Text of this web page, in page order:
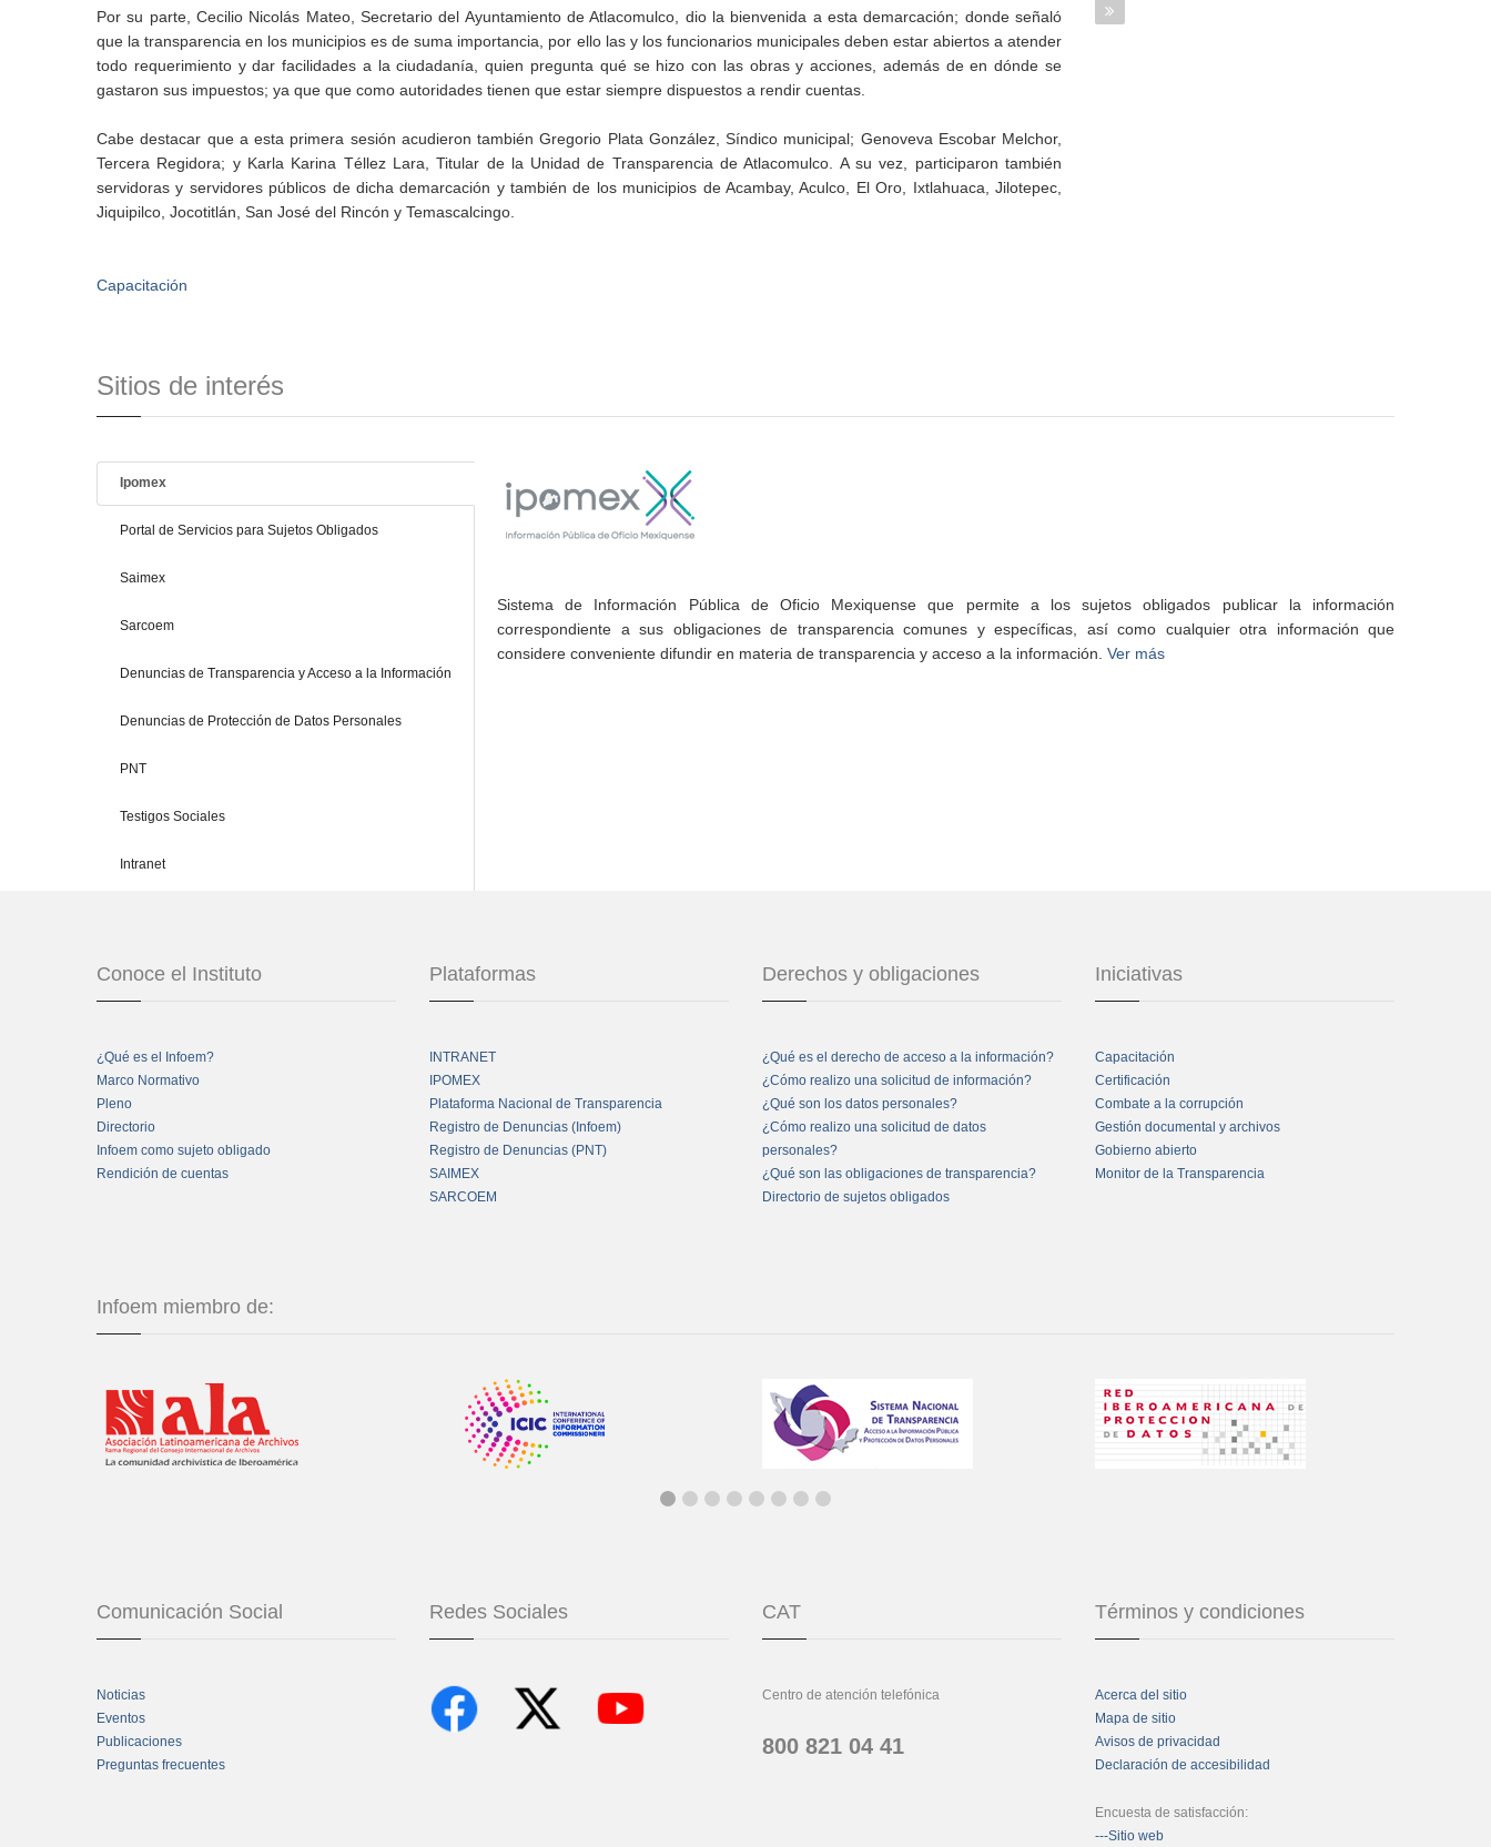
Por su parte, Cecilio Nicolás Mateo, Secretario del Ayuntamiento de Atlacomulco, dio la bienvenida a esta demarcación; donde señaló
que la transparencia en los municipios es de suma importancia, por ello las y los funcionarios municipales deben estar abiertos a atender
todo requerimiento y dar facilidades a la ciudadanía, quien pregunta qué se hizo con las obras y acciones, además de en dónde se
gastaron sus impuestos; ya que que como autoridades tienen que estar siempre dispuestos a rendir cuentas.
Cabe destacar que a esta primera sesión acudieron también Gregorio Plata González, Síndico municipal; Genoveva Escobar Melchor,
Tercera Regidora; y Karla Karina Téllez Lara, Titular de la Unidad de Transparencia de Atlacomulco. A su vez, participaron también
servidoras y servidores públicos de dicha demarcación y también de los municipios de Acambay, Aculco, El Oro, Ixtlahuaca, Jilotepec,
Jiquipilco, Jocotitlán, San José del Rincón y Temascalcingo.
Capacitación
Sitios de interés
Ipomex
Portal de Servicios para Sujetos Obligados
Saimex
Sarcoem
Denuncias de Transparencia y Acceso a la Información
Denuncias de Protección de Datos Personales
PNT
Testigos Sociales
Intranet
Sistema de Información Pública de Oficio Mexiquense que permite a los sujetos obligados publicar la información
correspondiente a sus obligaciones de transparencia comunes y específicas, así como cualquier otra información que
considere conveniente difundir en materia de transparencia y acceso a la información. Ver más
Conoce el Instituto
¿Qué es el Infoem?
Marco Normativo
Pleno
Directorio
Infoem como sujeto obligado
Rendición de cuentas
Plataformas
INTRANET
IPOMEX
Plataforma Nacional de Transparencia
Registro de Denuncias (Infoem)
Registro de Denuncias (PNT)
SAIMEX
SARCOEM
Derechos y obligaciones
¿Qué es el derecho de acceso a la información?
¿Cómo realizo una solicitud de información?
¿Qué son los datos personales?
¿Cómo realizo una solicitud de datos
personales?
¿Qué son las obligaciones de transparencia?
Directorio de sujetos obligados
Iniciativas
Capacitación
Certificación
Combate a la corrupción
Gestión documental y archivos
Gobierno abierto
Monitor de la Transparencia
Infoem miembro de:
Comunicación Social
Noticias
Eventos
Publicaciones
Preguntas frecuentes
Redes Sociales CAT
Centro de atención telefónica
800 821 04 41
Términos y condiciones
Acerca del sitio
Mapa de sitio
Avisos de privacidad
Declaración de accesibilidad
Encuesta de satisfacción:
---Sitio web